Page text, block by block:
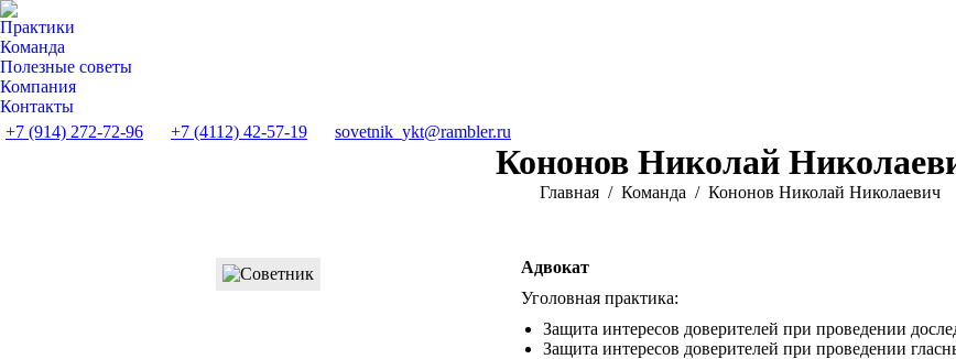
Практики
Команда
Полезные советы
Компания
Контакты
+7 (914) 272-72-96
+7 (4112) 42-57-19 sovetnik_ykt@rambler.ru
Кононов Николай
Вы здесь:
Главная Команда Кононов Николай Николаевич
Адвокат
Уголовная практика:
Защита интересов доверителей при проведении
Защита интересов доверителей при проведении